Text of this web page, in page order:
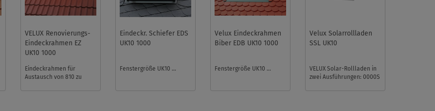
VELUX Renovierungs-
Eindeckrahmen EZ
UK10 1000
Eindeckrahmen für
Austausch von 810 zu
Eindeckr. Schiefer EDS
UK10 1000
Fenstergröße UK10 ...
Velux Eindeckrahmen
Biber EDB UK10 1000
Fenstergröße UK10 ...
Velux Solarrollladen
SSL UK10
VELUX Solar-Rollladen in
zwei Ausführungen: 0000S